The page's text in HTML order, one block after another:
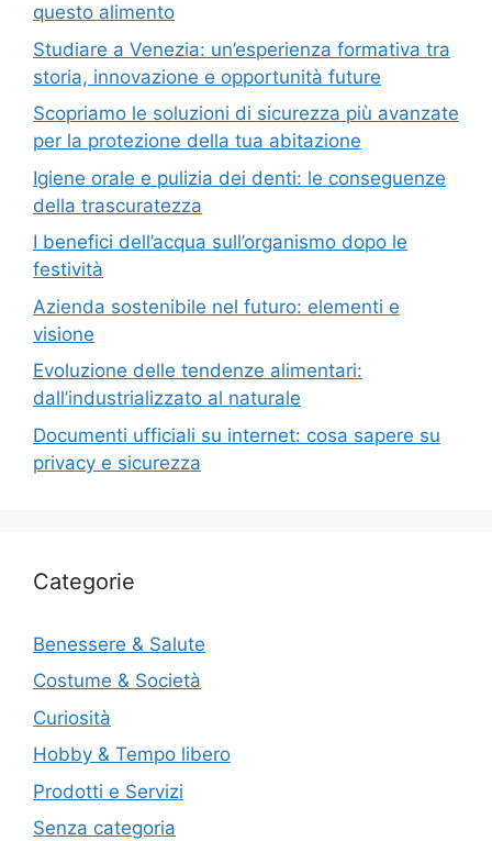
questo alimento
Studiare a Venezia: un’esperienza formativa tra
storia, innovazione e opportunità future
Scopriamo le soluzioni di sicurezza più avanzate
per la protezione della tua abitazione
Igiene orale e pulizia dei denti: le conseguenze
della trascuratezza
I benefici dell’acqua sull’organismo dopo le
festività
Azienda sostenibile nel futuro: elementi e
visione
Evoluzione delle tendenze alimentari:
dall’industrializzato al naturale
Documenti ufficiali su internet: cosa sapere su
privacy e sicurezza
Categorie
Benessere & Salute
Costume & Società
Curiosità
Hobby & Tempo libero
Prodotti e Servizi
Senza categoria